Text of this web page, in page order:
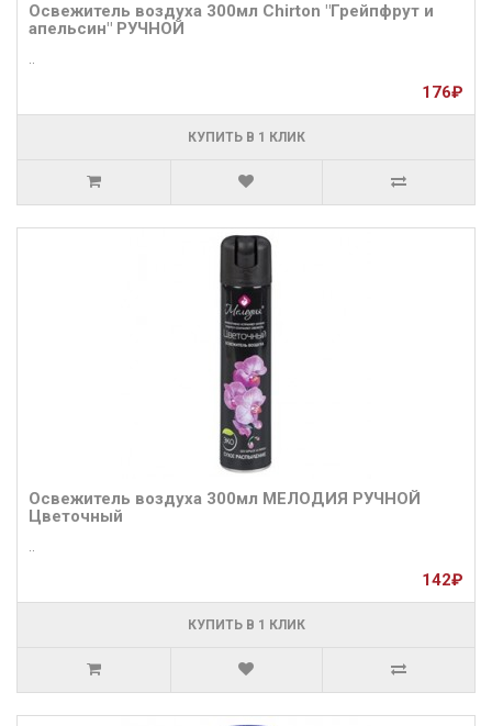
Освежитель воздуха 300мл Chirton "Грейпфрут и
апельсин" РУЧНОЙ
..
176₽
КУПИТЬ В 1 КЛИК
Освежитель воздуха 300мл МЕЛОДИЯ РУЧНОЙ
Цветочный
..
142₽
КУПИТЬ В 1 КЛИК